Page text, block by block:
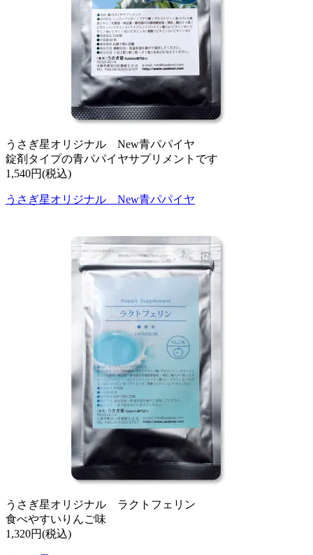
うさぎ星オリジナル New青パパイヤ
錠剤タイプの青パパイヤサプリメントです
1,540円(税込)
うさぎ星オリジナル New青パパイヤ
うさぎ星オリジナル ラクトフェリン
食べやすいりんご味
1,320円(税込)